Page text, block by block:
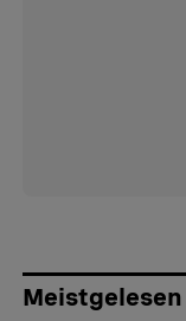
Meistgelesen